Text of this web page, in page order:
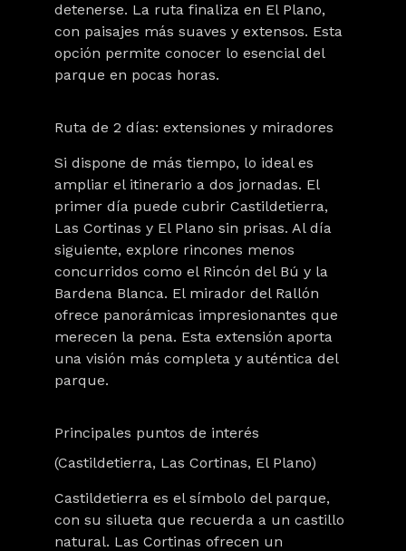
detenerse. La ruta finaliza en El Plano,
con paisajes más suaves y extensos. Esta
opción permite conocer lo esencial del
parque en pocas horas.
Ruta de 2 días: extensiones y miradores
Si dispone de más tiempo, lo ideal es
ampliar el itinerario a dos jornadas. El
primer día puede cubrir Castildetierra,
Las Cortinas y El Plano sin prisas. Al día
siguiente, explore rincones menos
concurridos como el Rincón del Bú y la
Bardena Blanca. El mirador del Rallón
ofrece panorámicas impresionantes que
merecen la pena. Esta extensión aporta
una visión más completa y auténtica del
parque.
Principales puntos de interés
(Castildetierra, Las Cortinas, El Plano)
Castildetierra es el símbolo del parque,
con su silueta que recuerda a un castillo
natural. Las Cortinas ofrecen un